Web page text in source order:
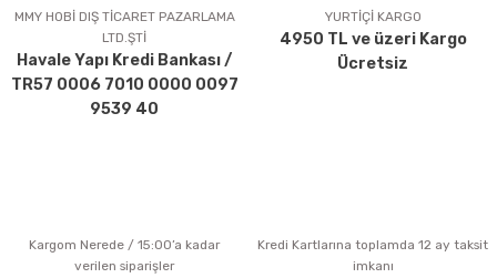
Ürün açıklamasında eksik bilgiler bulunuyor.
Ürün bilgilerinde hatalar bulunuyor.
Ürün fiyatı diğer sitelerden daha pahalı.
Bu ürüne benzer farklı alternatifler olmalı.
Gönder
MMY HOBİ DIŞ TİCARET PAZARLAMA
LTD.ŞTİ
Havale Yapı Kredi Bankası /
TR57 0006 7010 0000 0097
9539 40
YURTİÇİ KARGO
4950 TL ve üzeri Kargo
Ücretsiz
Kargom Nerede / 15:00’a kadar
verilen siparişler
Kredi Kartlarına toplamda 12 ay taksit
imkanı